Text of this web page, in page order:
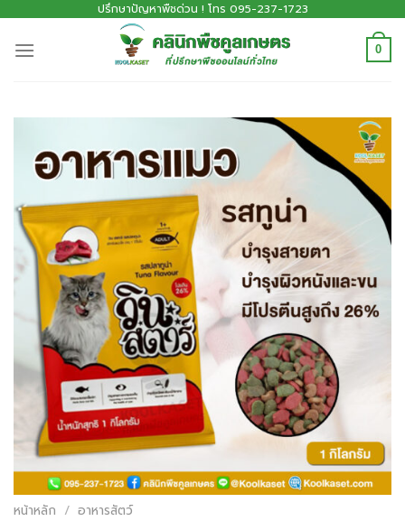
ปรึกษาปัญหาพืชด่วน ! โทร 095-237-1723
0
หน้าหลัก / อาหารสัตว์